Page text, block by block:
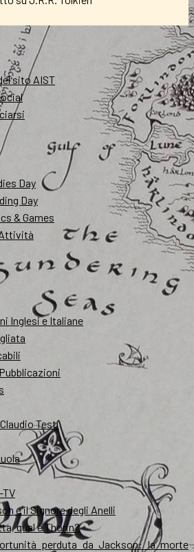
sito AIST
Day
Day
& Games
Inglesi e Italiane
Testi
TV
e il Signore degli Anelli
qual è Thorin?
perduta da Jackson: la morte